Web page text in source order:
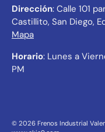
Dirección: Calle 101
Castillito, San Diego,
Mapa
Horario: Lunes a
PM
© 2026 Frenos Industrial